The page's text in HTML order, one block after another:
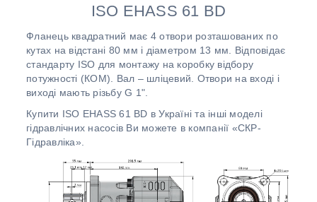
ISO EHASS 61 BD
Фланець квадратний має 4 отвори розташованих по
кутах на відстані 80 мм і діаметром 13 мм. Відповідає
стандарту ISO для монтажу на коробку відбору
потужності (КОМ). Вал – шліцевий. Отвори на вході і
виході мають різьбу G 1".
Купити ISO EHASS 61 BD в Україні та інші моделі
гідравлічних насосів Ви можете в компанії «СКР-
Гідравліка».